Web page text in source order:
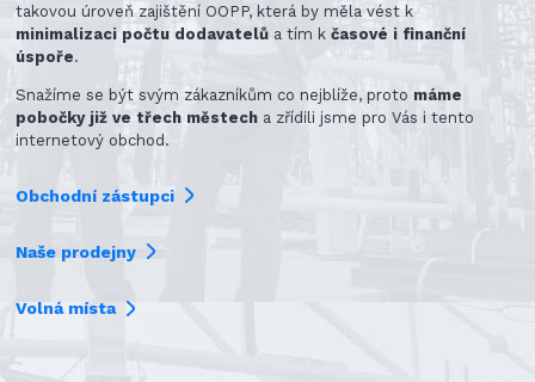
takovou úroveň zajištění OOPP, která by měla vést k
minimalizaci počtu dodavatelů a tím kčasové i finanční
úspoře.
Snažíme se být svým zákazníkům co nejblíže, proto máme
pobočky již ve třech městech a zřídili jsme pro Vás i tento
internetový obchod.
Obchodní zástupci
Naše prodejny
Volná místa